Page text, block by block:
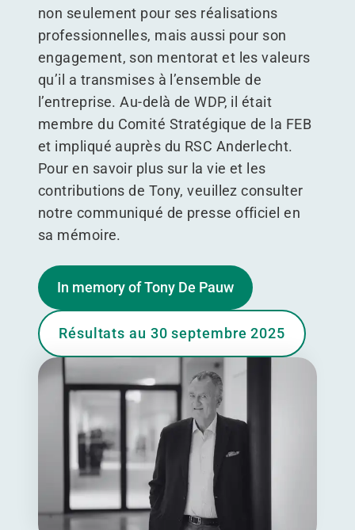
non seulement pour ses réalisations
professionnelles, mais aussi pour son
engagement, son mentorat et les valeurs
qu’il a transmises à l’ensemble de
l’entreprise. Au-delà de WDP, il était
membre du Comité Stratégique de la FEB
et impliqué auprès du RSC Anderlecht.
Pour en savoir plus sur la vie et les
contributions de Tony, veuillez consulter
notre communiqué de presse officiel en
sa mémoire.
In memory of Tony De Pauw
Résultats au 30 septembre 2025